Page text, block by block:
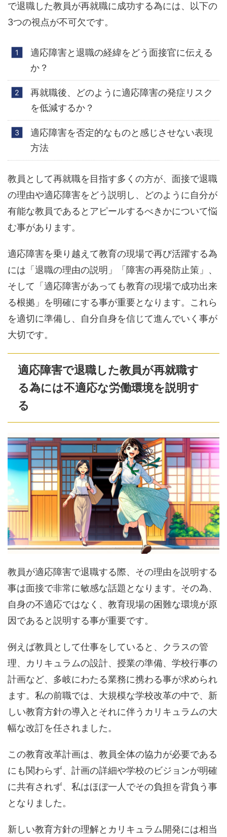
で退職した教員が再就職に成功する為には、以下の
3つの視点が不可欠です。
適応障害と退職の経緯をどう面接官に伝える
か？
再就職後、どのように適応障害の発症リスク
を低減するか？
適応障害を否定的なものと感じさせない表現
方法
教員として再就職を目指す多くの方が、面接で退職
の理由や適応障害をどう説明し、どのように自分が
有能な教員であるとアピールするべきかについて悩
む事があります。
適応障害を乗り越えて教育の現場で再び活躍する為
には「退職の理由の説明」「障害の再発防止策」、
そして「適応障害があっても教育の現場で成功出来
る根拠」を明確にする事が重要となります。これら
を適切に準備し、自分自身を信じて進んでいく事が
大切です。
適応障害で退職した教員が再就職す
る為には不適応な労働環境を説明す
る
教員が適応障害で退職する際、その理由を説明する
事は面接で非常に敏感な話題となります。その為、
自身の不適応ではなく、教育現場の困難な環境が原
因であると説明する事が重要です。
例えば教員として仕事をしていると、クラスの管
理、カリキュラムの設計、授業の準備、学校行事の
計画など、多岐にわたる業務に携わる事が求められ
ます。私の前職では、大規模な学校改革の中で、新
しい教育方針の導入とそれに伴うカリキュラムの大
幅な改訂を任されました。
この教育改革計画は、教員全体の協力が必要である
にも関わらず、計画の詳細や学校のビジョンが明確
に共有されず、私はほぼ一人でその負担を背負う事
となりました。
新しい教育方針の理解とカリキュラム開発には相当